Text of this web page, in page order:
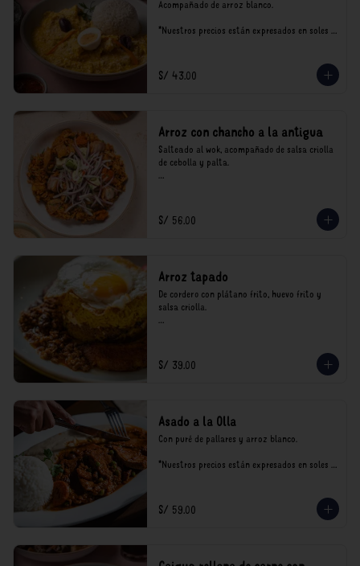
Acompañado de arroz blanco.
*Nuestros precios están expresados en soles e
S/ 43.00
Arroz con chancho a la antigua
Salteado al wok, acompañado de salsa criolla
de cebolla y palta.
consumo.
S/ 56.00
Arroz tapado
De cordero con plátano frito, huevo frito y
salsa criolla.
consumo.
S/ 39.00
Asado a la Olla
Con puré de pallares y arroz blanco.
*Nuestros precios están expresados en soles e
S/ 59.00